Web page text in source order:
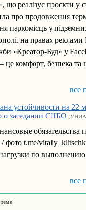
що реалізує проєкти у
про продовження
паркомісць у
на правах
«Креатор-Буд» у
це комфорт, безпека та
все
устойчивости на 22
о заседании СНБО
фото t.me/
по
все